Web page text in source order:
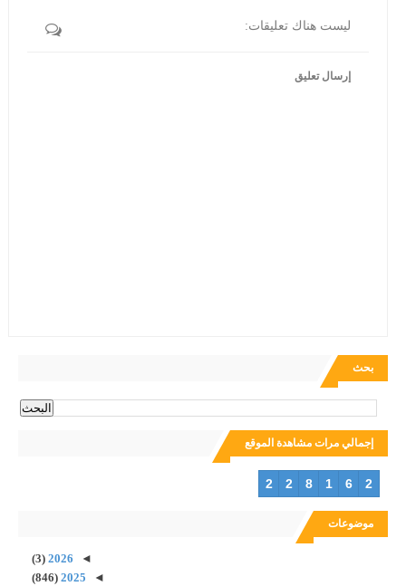
ليست هناك تعليقات:
إرسال تعليق
بحث
إجمالي مرات مشاهدة الموقع
2 2 8 1 6 2
موضوعات
◄
2026
(3)
◄
2025
(846)